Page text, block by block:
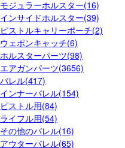
モジュラーホルスター(16)
インサイドホルスター(39)
ピストルキャリーポーチ(2)
ウェポンキャッチ(6)
ホルスターパーツ(98)
エアガンパーツ(3656)
バレル(417)
インナーバレル(154)
ピストル用(84)
ライフル用(54)
その他のバレル(16)
アウターバレル(65)